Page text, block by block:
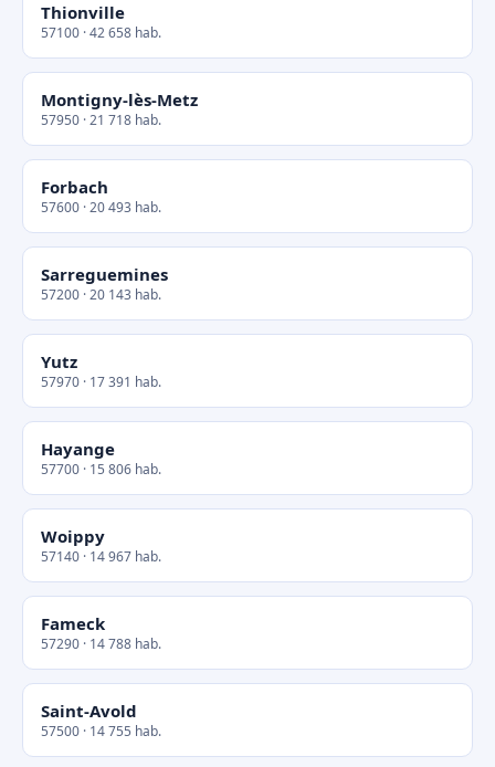
Thionville
57100 · 42 658 hab.
Montigny-lès-Metz
57950 · 21 718 hab.
Forbach
57600 · 20 493 hab.
Sarreguemines
57200 · 20 143 hab.
Yutz
57970 · 17 391 hab.
Hayange
57700 · 15 806 hab.
Woippy
57140 · 14 967 hab.
Fameck
57290 · 14 788 hab.
Saint-Avold
57500 · 14 755 hab.